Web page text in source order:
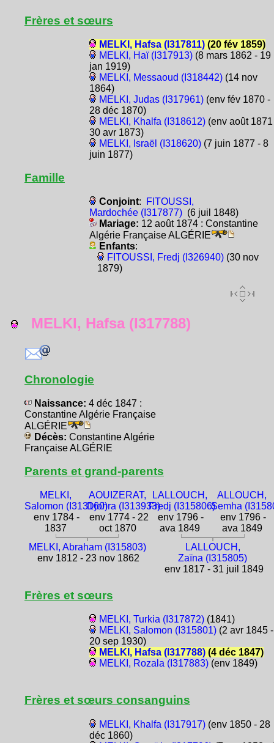
Frères et sœurs
MELKI, Hafsa (I317811)(20 fév 1859)
MELKI, Haï (I317913)(8 mars 1862 - 19
jan 1919)
MELKI, Messaoud (I318442)(14 nov
1864)
MELKI, Judas (I317961)(env fév 1870 -
28 déc 1870)
MELKI, Khalfa (I318612)(env août 1871
30 avr 1873)
MELKI, Israël (I318620)(7 juin 1877 - 8
juin 1877)
Famille
Conjoint:
FITOUSSI,
Mardochée (I317877)(6 juil 1848)
Mariage: 12 août 1874 : Constantine
Algérie Française ALGÉRIE
Enfants:
FITOUSSI, Fredj (I326940)(30 nov
1879)
MELKI, Hafsa (I317788)
Chronologie
Naissance: 4 déc 1847 :
Constantine Algérie Française
ALGÉRIE
Décès: Constantine Algérie
Française ALGÉRIE
Parents et grand-parents
MELKI,
Salomon (I313160)
env 1784 -
1837
AOUIZERAT,
Djohra (I313933)
env 1774 - 22
oct 1870
LALLOUCH,
Fredj (I315806)
env 1796 -
ava 1849
ALLOUCH,
Semha
env 1796 -
ava 1849
MELKI, Abraham (I315803)
env 1812 - 23 nov 1862
LALLOUCH,
Zaïna (I315805)
env 1817 - 31 juil 1849
Frères et sœurs
MELKI, Turkia (I317872)(1841)
MELKI, Salomon (I315801)(2 avr 1845 -
20 sep 1930)
MELKI, Hafsa (I317788)(4 déc 1847)
MELKI, Rozala (I317883)(env 1849)
Frères et sœurs consanguins
MELKI, Khalfa (I317917)(env 1850 - 28
déc 1860)